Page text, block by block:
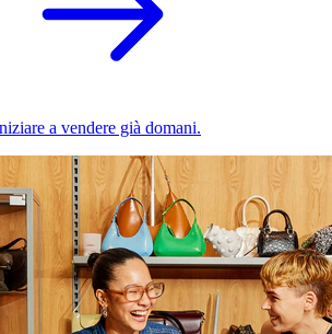
a vendere già domani.